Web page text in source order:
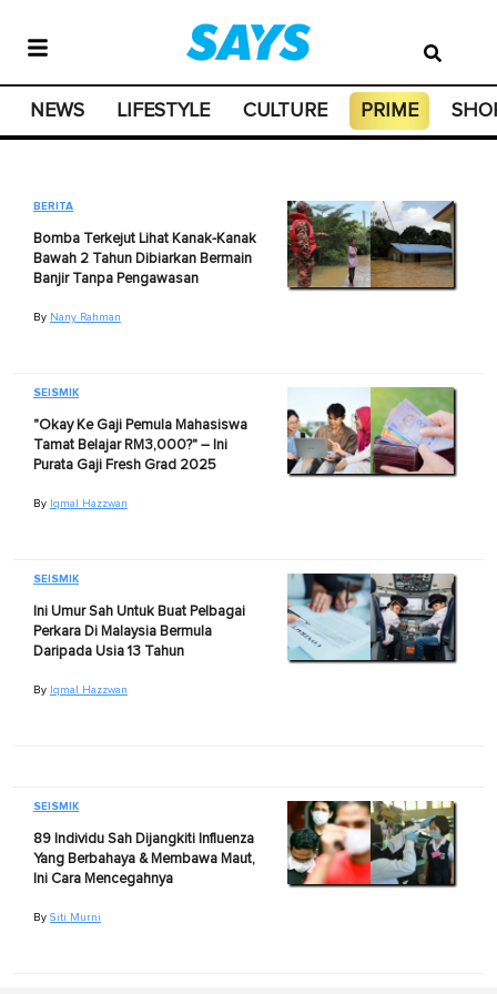
NEWS LIFESTYLE CULTURE PRIME
BERITA
Bomba Terkejut Lihat Kanak-Kanak
Bawah 2 Tahun Dibiarkan Bermain
Banjir Tanpa Pengawasan
By Nany Rahman
SEISMIK
"Okay Ke Gaji Pemula Mahasiswa
Tamat Belajar RM3,000?" – Ini
Purata Gaji Fresh Grad 2025
By Iqmal Hazzwan
SEISMIK
Ini Umur Sah Untuk Buat Pelbagai
Perkara Di Malaysia Bermula
Daripada Usia 13 Tahun
By Iqmal Hazzwan
SEISMIK
89 Individu Sah Dijangkiti Influenza
Yang Berbahaya & Membawa Maut,
Ini Cara Mencegahnya
By Siti Murni